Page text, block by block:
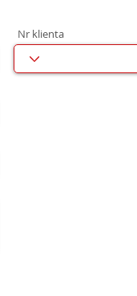
Nr klienta